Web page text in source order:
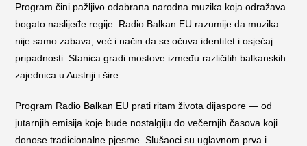
Program čini pažljivo odabrana narodna muzika koja odražava
bogato naslijeđe regije. Radio Balkan EU razumije da muzika
nije samo zabava, već i način da se očuva identitet i osjećaj
pripadnosti. Stanica gradi mostove između različitih balkanskih
zajednica u Austriji i šire.
Program Radio Balkan EU prati ritam života dijaspore — od
jutarnjih emisija koje bude nostalgiju do večernjih časova koji
donose tradicionalne pjesme. Slušaoci su uglavnom prva i